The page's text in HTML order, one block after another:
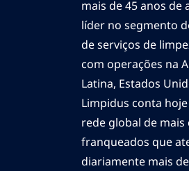
mais de 45 anos de
líder no segmento
de serviços de
com operações na
Latina, Estados
Limpidus conta
rede global de mais
franqueados que
diariamente mais